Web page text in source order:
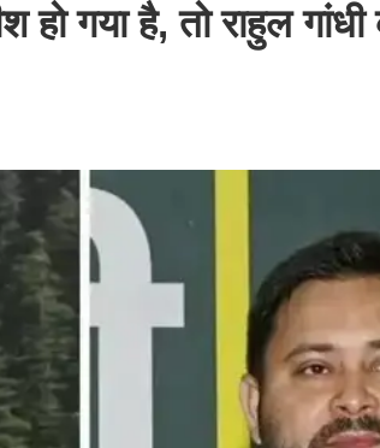
हो गया है, तो राहुल